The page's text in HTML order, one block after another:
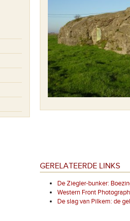
GERELATEERDE LINKS
De Ziegler-bunker:
Western Front
De slag van Pilkem: de